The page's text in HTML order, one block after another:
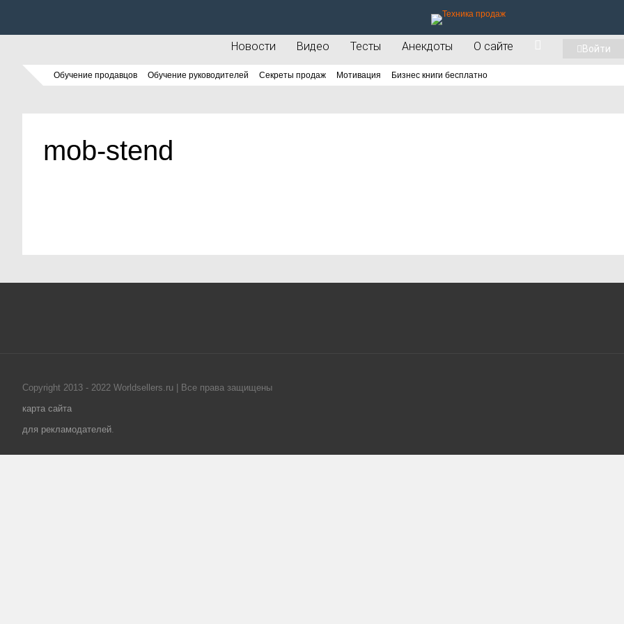
Новости Видео Тесты Анекдоты О сайте Войти
Обучение продавцов Обучение руководителей Секреты продаж Мотивация Бизнес книги бесплатно
mob-stend
Copyright 2013 - 2022 Worldsellers.ru | Все права защищены
карта сайта
для рекламодателей